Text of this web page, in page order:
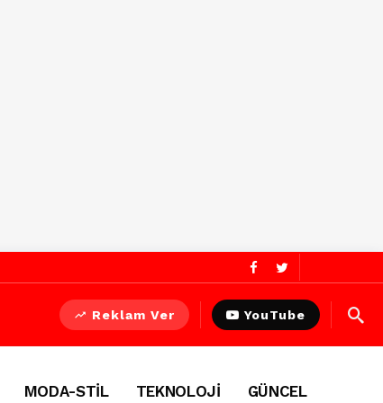
Reklam Ver YouTube
MODA-STİL TEKNOLOJİ GÜNCEL